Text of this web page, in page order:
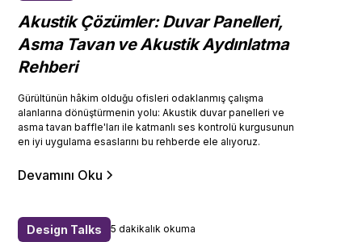
Akustik Çözümler: Duvar Panelleri,
Asma Tavan ve Akustik Aydınlatma
Rehberi
Gürültünün hâkim olduğu ofisleri odaklanmış çalışma
alanlarına dönüştürmenin yolu: Akustik duvar panelleri ve
asma tavan baffle'ları ile katmanlı ses kontrolü kurgusunun
en iyi uygulama esaslarını bu rehberde ele alıyoruz.
Devamını Oku
Design Talks 5 dakikalık okuma